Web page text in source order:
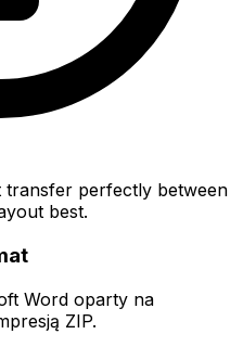
transfer perfectly between
best.
Word oparty na
ZIP.